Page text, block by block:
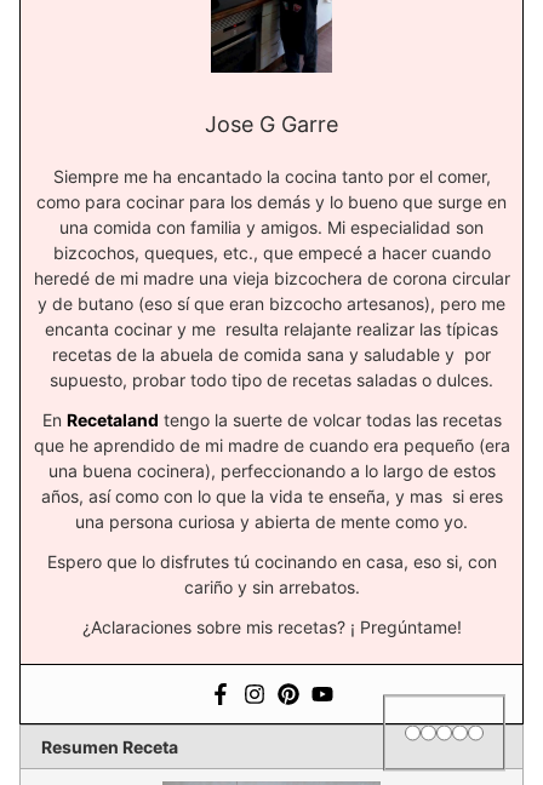
Jose G Garre
Siempre me ha encantado la cocina tanto por el comer,
como para cocinar para los demás y lo bueno que surge en
una comida con familia y amigos. Mi especialidad son
bizcochos, queques, etc., que empecé a hacer cuando
heredé de mi madre una vieja bizcochera de corona circular
y de butano (eso sí que eran bizcocho artesanos), pero me
encanta cocinar y me resulta relajante realizar las típicas
recetas de la abuela de comida sana y saludable y por
supuesto, probar todo tipo de recetas saladas o dulces.
En Recetaland tengo la suerte de volcar todas las recetas
que he aprendido de mi madre de cuando era pequeño (era
una buena cocinera), perfeccionando a lo largo de estos
años, así como con lo que la vida te enseña, y mas si eres
una persona curiosa y abierta de mente como yo.
Espero que lo disfrutes tú cocinando en casa, eso si, con
cariño y sin arrebatos.
¿Aclaraciones sobre mis recetas? ¡ Pregúntame!
Resumen Receta
Rating
1 star
2 stars
3 stars
4 stars
5